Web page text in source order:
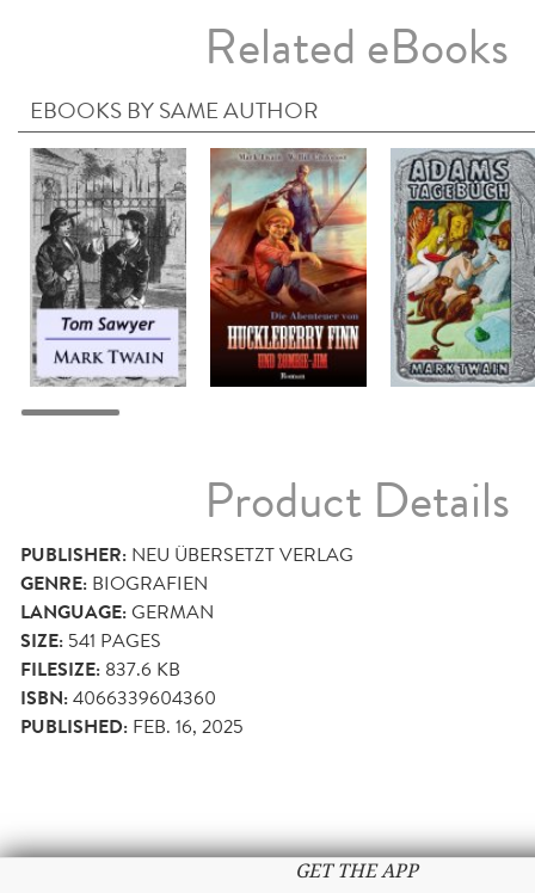
Related eBooks
EBOOKS BY SAME AUTHOR
Product Details
PUBLISHER: NEU ÜBERSETZT VERLAG
GENRE: BIOGRAFIEN
LANGUAGE:GERMAN
SIZE: 541 PAGES
FILESIZE: 837.6 KB
ISBN:4066339604360
PUBLISHED: FEB. 16, 2025
GET THE APP